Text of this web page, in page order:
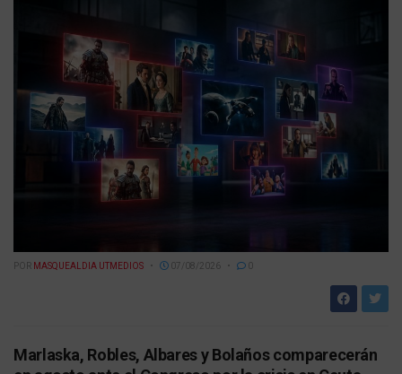
POR MASQUEALDIA UTMEDIOS 07/08/2026 0
Marlaska, Robles, Albares y Bolaños comparecerán